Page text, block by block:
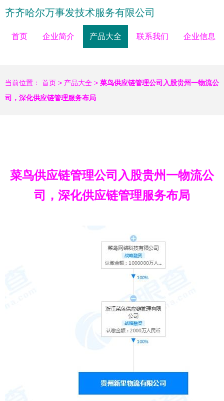
齐齐哈尔万事发技术服务有限公司
首页 企业简介 产品大全 联系我们 企业信息
当前位置： 首页 > 产品大全 > 菜鸟供应链管理公司入股贵州一物流公
司，深化供应链管理服务布局
菜鸟供应链管理公司入股贵州一物流公
司，深化供应链管理服务布局